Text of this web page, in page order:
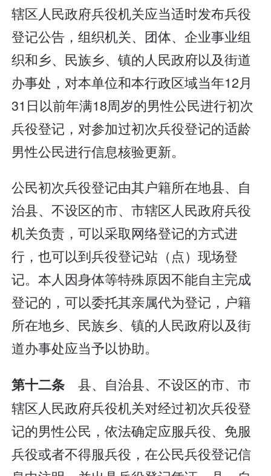
辖区人民政府兵役机关应当适时发布兵役
登记公告，组织机关、团体、企业事业组
织和乡、民族乡、镇的人民政府以及街道
办事处，对本单位和本行政区域当年12月
31日以前年满18周岁的男性公民进行初次
兵役登记，对参加过初次兵役登记的适龄
男性公民进行信息核验更新。
公民初次兵役登记由其户籍所在地县、自
治县、不设区的市、市辖区人民政府兵役
机关负责，可以采取网络登记的方式进
行，也可以到兵役登记站（点）现场登
记。本人因身体等特殊原因不能自主完成
登记的，可以委托其亲属代为登记，户籍
所在地乡、民族乡、镇的人民政府以及街
道办事处应当予以协助。
第十二条 县、自治县、不设区的市、市
辖区人民政府兵役机关对经过初次兵役登
记的男性公民，依法确定应服兵役、免服
兵役或者不得服兵役，在公民兵役登记信